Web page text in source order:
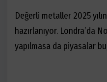
Değerli metaller 2025
hazırlanıyor. Londra’da
yapılmasa da piyasalar